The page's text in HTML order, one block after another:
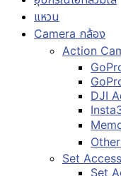
แหวน
Camera กล้อง
Action
DJI
Set
Set